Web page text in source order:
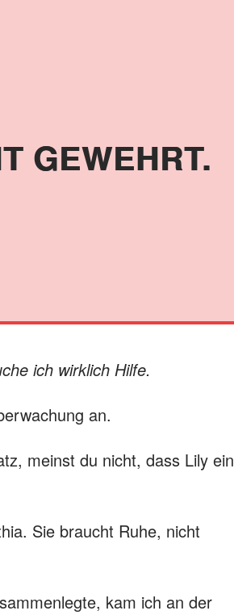
GEWEHRT.
ich wirklich Hilfe.
an.
meinst du nicht, dass Lily ein
Sie braucht Ruhe, nicht
kam ich an der